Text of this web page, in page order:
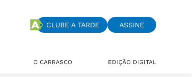
CLUBE A TARDE ASSINE
O CARRASCO EDIÇÃO DIGITAL